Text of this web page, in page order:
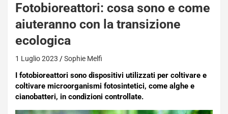
Fotobioreattori: cosa sono e come
aiuteranno con la transizione
ecologica
1 Luglio 2023 Sophie Melfi
I fotobioreattori sono dispositivi utilizzati per coltivare e
coltivare microorganismi fotosintetici, come alghe e
cianobatteri, in condizioni controllate.